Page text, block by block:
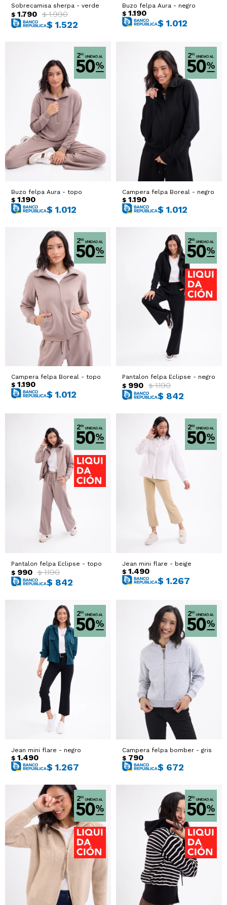
Sobrecamisa sherpa - verde
$ 1.790 $ 1.990
$ 1.522
Buzo felpa Aura - negro
$ 1.190
$ 1.012
Buzo felpa Aura - topo
$ 1.190
$ 1.012
Campera felpa Boreal - negro
$ 1.190
$ 1.012
Campera felpa Boreal - topo
$ 1.190
$ 1.012
Pantalon felpa Eclipse - negro
$ 990 $ 1.190
$ 842
Pantalon felpa Eclipse - topo
$ 990 $ 1.190
$ 842
Jean mini flare - beige
$ 1.490
$ 1.267
Jean mini flare - negro
$ 1.490
$ 1.267
Campera felpa bomber - gris
$ 790
$ 672